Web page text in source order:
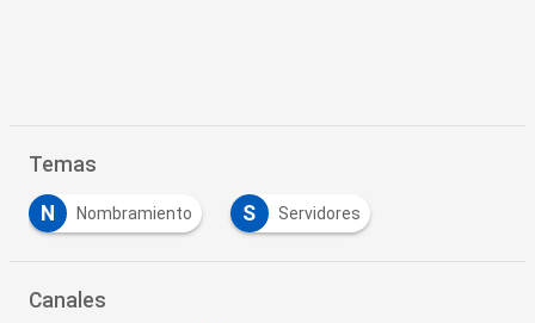
Temas
N Nombramiento S Servidores
Canales